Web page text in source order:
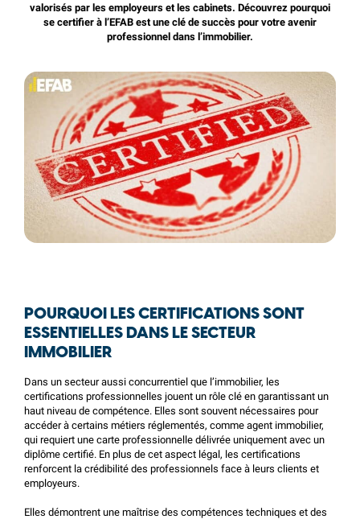
valorisés par les employeurs et les cabinets. Découvrez pourquoi
se certifier à l’EFAB est une clé de succès pour votre avenir
professionnel dans l’immobilier.
POURQUOI LES CERTIFICATIONS SONT
ESSENTIELLES DANS LE SECTEUR
IMMOBILIER
Dans un secteur aussi concurrentiel que l’immobilier, les
certifications professionnelles jouent un rôle clé en garantissant un
haut niveau de compétence. Elles sont souvent nécessaires pour
accéder à certains métiers réglementés, comme agent immobilier,
qui requiert une carte professionnelle délivrée uniquement avec un
diplôme certifié. En plus de cet aspect légal, les certifications
renforcent la crédibilité des professionnels face à leurs clients et
employeurs.
Elles démontrent une maîtrise des compétences techniques et des